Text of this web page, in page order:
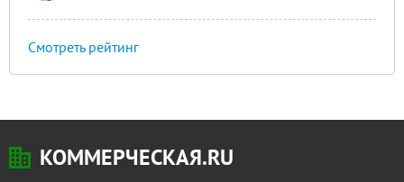
Смотреть рейтинг
КОММЕРЧЕСКАЯ.RU